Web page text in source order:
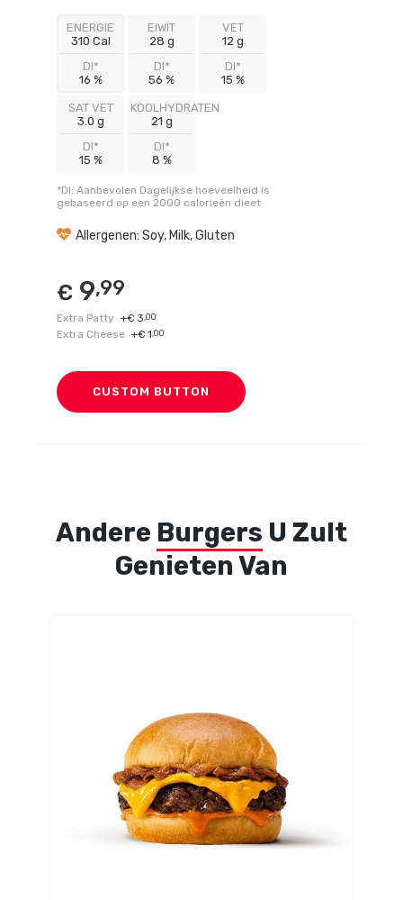
ENERGIE
310 Cal
DI*
16 %
EIWIT
28 g
DI*
56 %
VET
12 g
DI*
15 %
SAT VET
3.0 g
DI*
15 %
KOOLHYDRATEN
21 g
DI*
8 %
*DI: Aanbevolen Dagelijkse hoeveelheid is
gebaseerd op een 2000 calorieën dieet
Allergenen: Soy, Milk, Gluten
€ 9,99
Extra Patty +€ 3,00
Extra Cheese +€ 1,00
CUSTOM BUTTON
Andere Burgers U Zult
Genieten Van